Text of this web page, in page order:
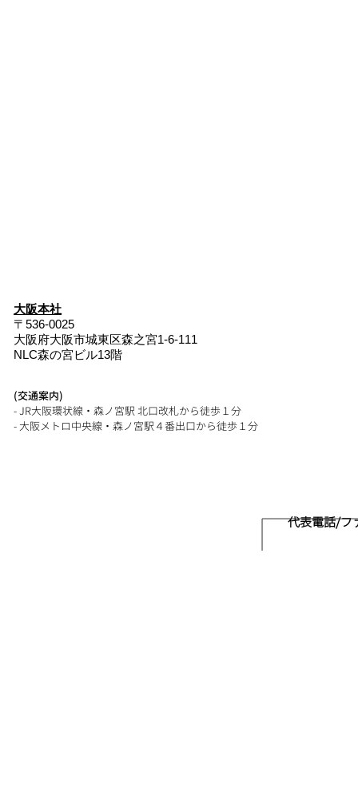
(交通案内)
- JR大阪環状線・森ノ宮駅 北口改札から徒歩１分
​- 大阪メトロ中央線・森ノ宮駅４番出口から徒歩１分
大阪本社
〒536-0025
大阪府大阪市城東区森之宮1-6-111​
NLC森の宮ビル13階
代表電話/フ